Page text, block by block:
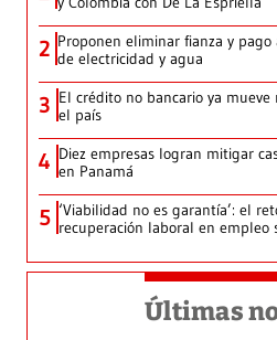
2 Proponen eliminar fianza y
de electricidad y agua
3 El crédito no bancario ya
el país
4 Diez empresas logran mitigar
en Panamá
5 ‘Viabilidad no es garantía’: el
recuperación laboral en empleo
Últimas